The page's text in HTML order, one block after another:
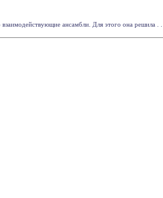
ансамбли. Для этого она решила . . .